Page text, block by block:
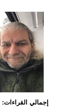
إجمالي القراءات: 483,317